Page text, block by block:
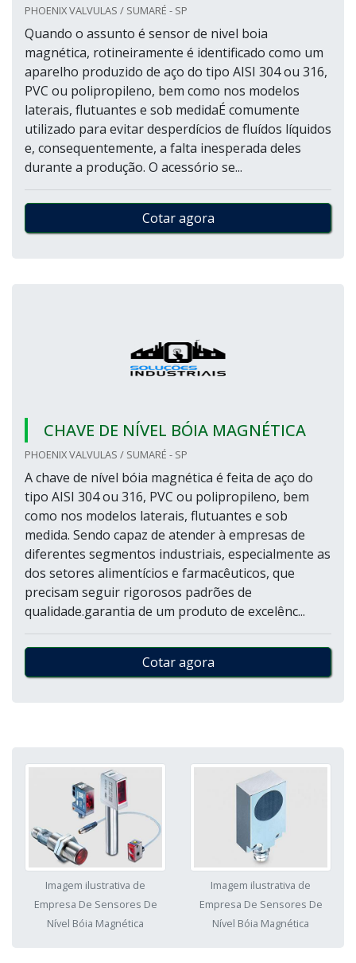
PHOENIX VALVULAS / SUMARÉ - SP
Quando o assunto é sensor de nivel boia
magnética, rotineiramente é identificado como um
aparelho produzido de aço do tipo AISI 304 ou 316,
PVC ou polipropileno, bem como nos modelos
laterais, flutuantes e sob medidaÉ comumente
utilizado para evitar desperdícios de fluídos líquidos
e, consequentemente, a falta inesperada deles
durante a produção. O acessório se...
Cotar agora
CHAVE DE NÍVEL BÓIA MAGNÉTICA
PHOENIX VALVULAS / SUMARÉ - SP
A chave de nível bóia magnética é feita de aço do
tipo AISI 304 ou 316, PVC ou polipropileno, bem
como nos modelos laterais, flutuantes e sob
medida. Sendo capaz de atender à empresas de
diferentes segmentos industriais, especialmente as
dos setores alimentícios e farmacêuticos, que
precisam seguir rigorosos padrões de
qualidade.garantia de um produto de excelênc...
Cotar agora
Imagem ilustrativa de
Empresa De Sensores De
Nível Bóia Magnética
Imagem ilustrativa de
Empresa De Sensores De
Nível Bóia Magnética